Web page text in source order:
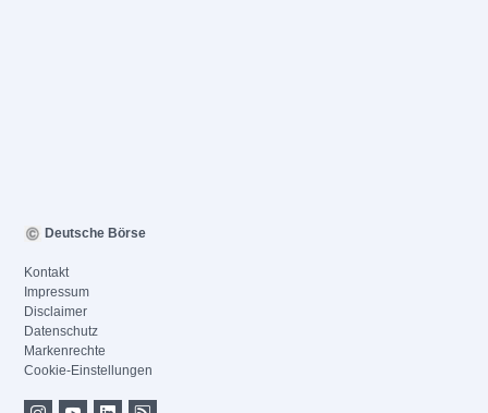
Deutsche Börse
Kontakt
Impressum
Disclaimer
Datenschutz
Markenrechte
Cookie-Einstellungen